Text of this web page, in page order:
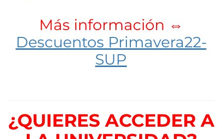
Más información ⇔
Descuentos Primavera22-
SUP
¿QUIERES ACCEDER A